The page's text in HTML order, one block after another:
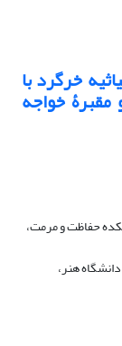
خرگرد با
خواجه
حفاظت و مرمت،
هنر،